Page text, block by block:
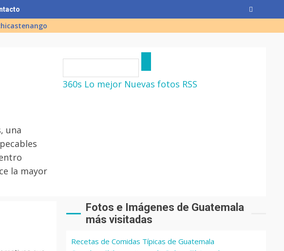
una
la mayor
360s Lo mejor Nuevas fotos RSS
Fotos e Imágenes de Guatemala
más visitadas
Recetas de Comidas Típicas de Guatemala